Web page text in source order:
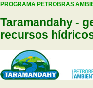
PROGRAMA PETROBRAS
Taramandahy -
recursos